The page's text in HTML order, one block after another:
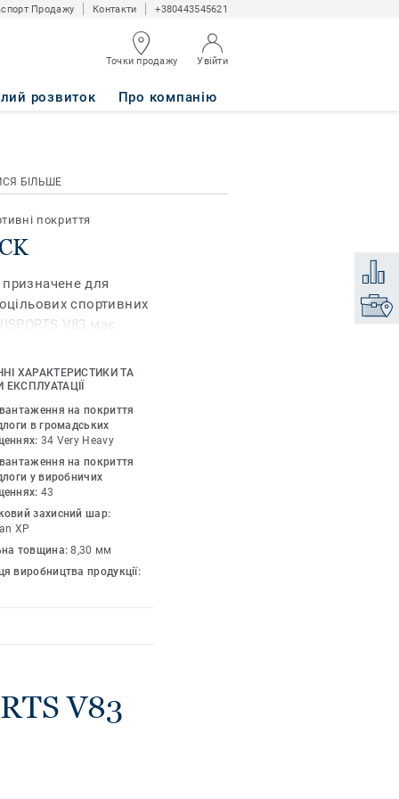
Продажу Контакти +380443545621
Точки продажу Увійти
розвиток Про компанію
БІЛЬШЕ
покриття
для
спортивних
V83 має
і гарантує
ХАРАКТЕРИСТИКИ ТА
на покриття
в громадських
34 Very Heavy
на покриття
у виробничих
43
захисний шар:
XP
товщина:8,30 мм
виробництва продукції:
V83